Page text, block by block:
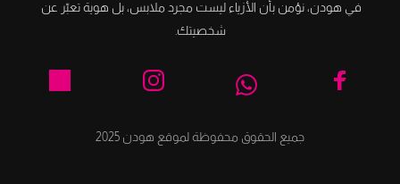
شخصيتك.
جميع الحقوق محفوظة لموقع هودن 2025